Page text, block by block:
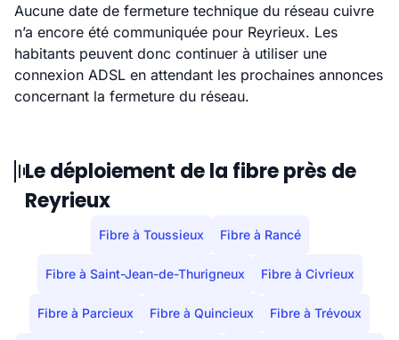
Aucune date de fermeture technique du réseau cuivre
n’a encore été communiquée pour Reyrieux. Les
habitants peuvent donc continuer à utiliser une
connexion ADSL en attendant les prochaines annonces
concernant la fermeture du réseau.
Le déploiement de la fibre près de
Reyrieux
Fibre à Toussieux Fibre à Rancé
Fibre à Saint-Jean-de-Thurigneux Fibre à Civrieux
Fibre à Parcieux Fibre à Quincieux Fibre à Trévoux